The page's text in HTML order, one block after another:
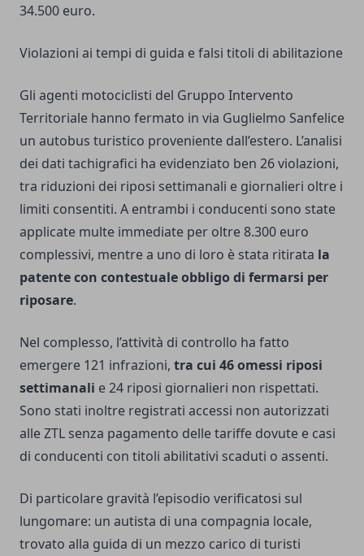
34.500 euro.
Violazioni ai tempi di guida e falsi titoli di abilitazione
Gli agenti motociclisti del Gruppo Intervento
Territoriale hanno fermato in via Guglielmo Sanfelice
un autobus turistico proveniente dall’estero. L’analisi
dei dati tachigrafici ha evidenziato ben 26 violazioni,
tra riduzioni dei riposi settimanali e giornalieri oltre i
limiti consentiti. A entrambi i conducenti sono state
applicate multe immediate per oltre 8.300 euro
complessivi, mentre a uno di loro è stata ritirata la
patente con contestuale obbligo di fermarsi per
riposare.
Nel complesso, l’attività di controllo ha fatto
emergere 121 infrazioni, tra cui 46 omessi riposi
settimanali e 24 riposi giornalieri non rispettati.
Sono stati inoltre registrati accessi non autorizzati
alle ZTL senza pagamento delle tariffe dovute e casi
di conducenti con titoli abilitativi scaduti o assenti.
Di particolare gravità l’episodio verificatosi sul
lungomare: un autista di una compagnia locale,
trovato alla guida di un mezzo carico di turisti